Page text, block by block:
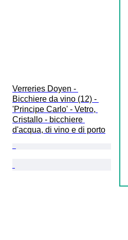
Verreries Doyen -
Bicchiere da vino (12) -
'Principe Carlo' - Vetro,
Cristallo - bicchiere
d'acqua, di vino e di porto